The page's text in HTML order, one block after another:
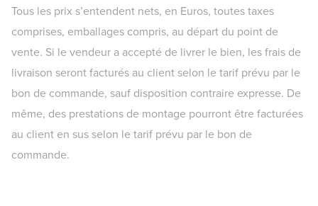
Tous les prix s’entendent nets, en Euros, toutes taxes
comprises, emballages compris, au départ du point de
vente. Si le vendeur a accepté de livrer le bien, les frais de
livraison seront facturés au client selon le tarif prévu par le
bon de commande, sauf disposition contraire expresse. De
même, des prestations de montage pourront être facturées
au client en sus selon le tarif prévu par le bon de
commande.